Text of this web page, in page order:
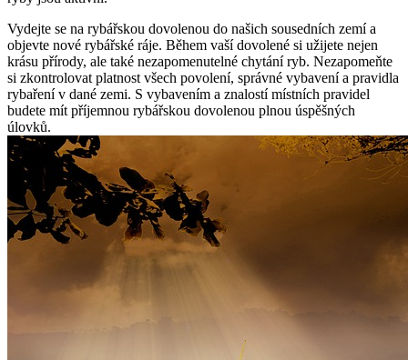
Vydejte se na ​rybářskou dovolenou ‍do ‍našich sousedních zemí a
objevte nové rybářské ráje. Během vaší dovolené ⁤si užijete nejen
krásu přírody, ale⁤ také ‌nezapomenutelné chytání ryb. Nezapomeňte
si⁢ zkontrolovat platnost všech povolení, správné vybavení a ​pravidla
rybaření v dané zemi.‌ S vybavením a‌ znalostí místních pravidel
budete mít příjemnou rybářskou dovolenou plnou úspěšných
úlovků.